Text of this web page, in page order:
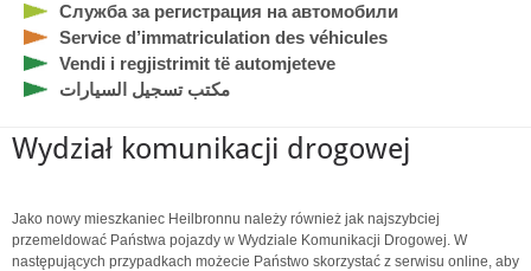
Служба за регистрация на автомобили
Service d’immatriculation des véhicules
Vendi i regjistrimit të automjeteve
مكتب تسجيل السيارات
Wydział komunikacji drogowej
Jako nowy mieszkaniec Heilbronnu należy również jak najszybciej
przemeldować Państwa pojazdy w Wydziale Komunikacji Drogowej. W
następujących przypadkach możecie Państwo skorzystać z serwisu online, aby